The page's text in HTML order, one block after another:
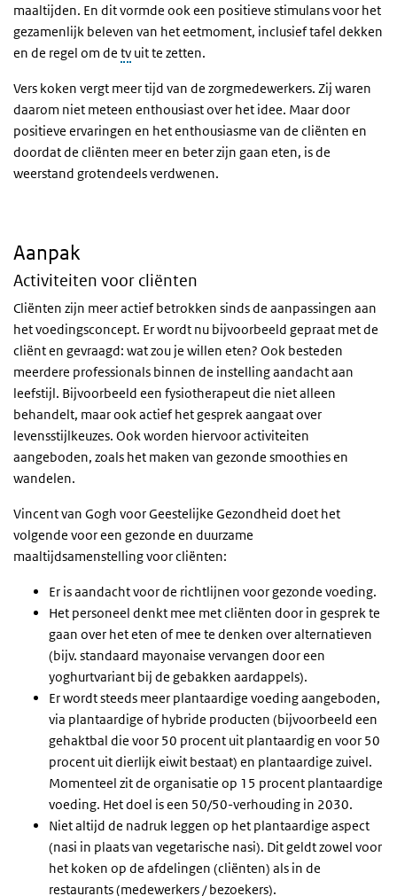
maaltijden. En dit vormde ook een positieve stimulans voor het
gezamenlijk beleven van het eetmoment, inclusief tafel dekken
en de regel om de tv uit te zetten.
Vers koken vergt meer tijd van de zorgmedewerkers. Zij waren
daarom niet meteen enthousiast over het idee. Maar door
positieve ervaringen en het enthousiasme van de cliënten en
doordat de cliënten meer en beter zijn gaan eten, is de
weerstand grotendeels verdwenen.
Aanpak
Activiteiten voor cliënten
Cliënten zijn meer actief betrokken sinds de aanpassingen aan
het voedingsconcept. Er wordt nu bijvoorbeeld gepraat met de
cliënt en gevraagd: wat zou je willen eten? Ook besteden
meerdere professionals binnen de instelling aandacht aan
leefstijl. Bijvoorbeeld een fysiotherapeut die niet alleen
behandelt, maar ook actief het gesprek aangaat over
levensstijlkeuzes. Ook worden hiervoor activiteiten
aangeboden, zoals het maken van gezonde smoothies en
wandelen.
Vincent van Gogh voor Geestelijke Gezondheid doet het
volgende voor een gezonde en duurzame
maaltijdsamenstelling voor cliënten:
Er is aandacht voor de richtlijnen voor gezonde voeding.
Het personeel denkt mee met cliënten door in gesprek te
gaan over het eten of mee te denken over alternatieven
(bijv. standaard mayonaise vervangen door een
yoghurtvariant bij de gebakken aardappels).
Er wordt steeds meer plantaardige voeding aangeboden,
via plantaardige of hybride producten (bijvoorbeeld een
gehaktbal die voor 50 procent uit plantaardig en voor 50
procent uit dierlijk eiwit bestaat) en plantaardige zuivel.
Momenteel zit de organisatie op 15 procent plantaardige
voeding. Het doel is een 50/50-verhouding in 2030.
Niet altijd de nadruk leggen op het plantaardige aspect
(nasi in plaats van vegetarische nasi). Dit geldt zowel voor
het koken op de afdelingen (cliënten) als in de
restaurants (medewerkers / bezoekers).